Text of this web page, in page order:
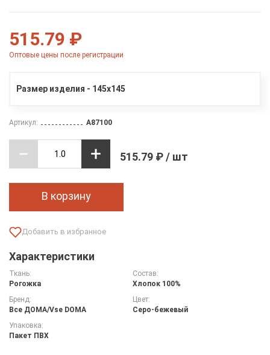
515.79 ₽
Оптовые цены после регистрации
Размер изделия - 145х145
Артикул: A87100
515.79 ₽ / шт
В корзину
Характеристики
Ткань:
Рогожка
Состав:
Хлопок 100%
Бренд:
Все ДOMA/Vse DOMA
Цвет:
Серо-бежевый
Упаковка:
Пакет ПВХ